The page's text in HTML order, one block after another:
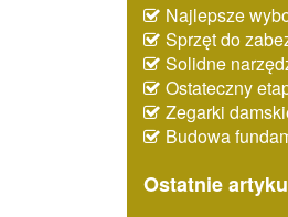
Najlepsze
Sprzęt do
Solidne
Ostateczny
Zegarki
Budowa
Ostatnie